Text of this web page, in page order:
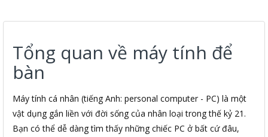
Tổng quan về máy tính để
bàn
Máy tính cá nhân (tiếng Anh: personal computer - PC) là một
vật dụng gắn liền với đời sống của nhân loại trong thế kỷ 21.
Bạn có thể dễ dàng tìm thấy những chiếc PC ở bất cứ đâu,